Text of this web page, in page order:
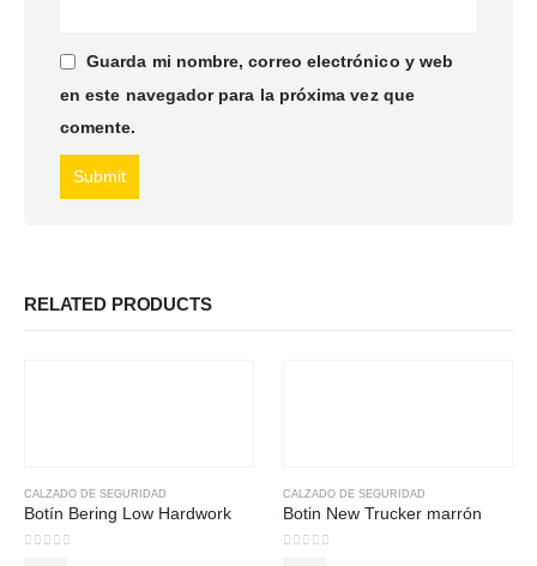
Guarda mi nombre, correo electrónico y web
en este navegador para la próxima vez que
comente.
RELATED PRODUCTS
CALZADO DE SEGURIDAD
Botín Bering Low Hardwork
CALZADO DE SEGURIDAD
Botin New Trucker marrón